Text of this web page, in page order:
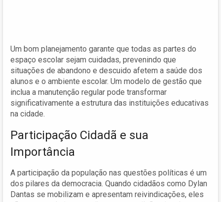
Um bom planejamento garante que todas as partes do
espaço escolar sejam cuidadas, prevenindo que
situações de abandono e descuido afetem a saúde dos
alunos e o ambiente escolar. Um modelo de gestão que
inclua a manutenção regular pode transformar
significativamente a estrutura das instituições educativas
na cidade.
Participação Cidadã e sua
Importância
A participação da população nas questões políticas é um
dos pilares da democracia. Quando cidadãos como Dylan
Dantas se mobilizam e apresentam reivindicações, eles